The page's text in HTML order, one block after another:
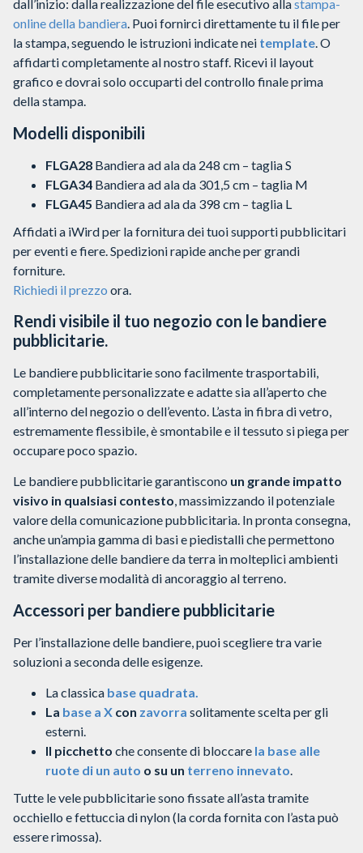
dall’inizio: dalla realizzazione del file esecutivo allastampa-
online della bandiera. Puoi fornirci direttamente tu il file per
la stampa, seguendo le istruzioni indicate nei template. O
affidarti completamente al nostro staff. Ricevi il layout
grafico e dovrai solo occuparti del controllo finale prima
della stampa.
Modelli disponibili
FLGA28 Bandiera ad ala da 248 cm – taglia S
FLGA34 Bandiera ad ala da 301,5 cm – taglia M
FLGA45 Bandiera ad ala da 398 cm – taglia L
Affidati a iWird per la fornitura dei tuoi supporti pubblicitari
per eventi e fiere. Spedizioni rapide anche per grandi
forniture.
Richiedi il prezzo ora.
Rendi visibile il tuo negozio con le bandiere
pubblicitarie.
Le bandiere pubblicitarie sono facilmente trasportabili,
completamente personalizzate e adatte sia all’aperto che
all’interno del negozio o dell’evento. L’asta in fibra di vetro,
estremamente flessibile, è smontabile e il tessuto si piega per
occupare poco spazio.
Le bandiere pubblicitarie garantiscono un grande impatto
visivo in qualsiasi contesto, massimizzando il potenziale
valore della comunicazione pubblicitaria. In pronta consegna,
anche un’ampia gamma di basi e piedistalli che permettono
l’installazione delle bandiere da terra in molteplici ambienti
tramite diverse modalità di ancoraggio al terreno.
Accessori per bandiere pubblicitarie
Per l’installazione delle bandiere, puoi scegliere tra varie
soluzioni a seconda delle esigenze.
La classica base quadrata.
La base a X con zavorra solitamente scelta per gli
esterni.
Il picchetto che consente di bloccare la base alle
ruote di un auto o su un terreno innevato.
Tutte le vele pubblicitarie sono fissate all’asta tramite
occhiello e fettuccia di nylon (la corda fornita con l’asta può
essere rimossa).